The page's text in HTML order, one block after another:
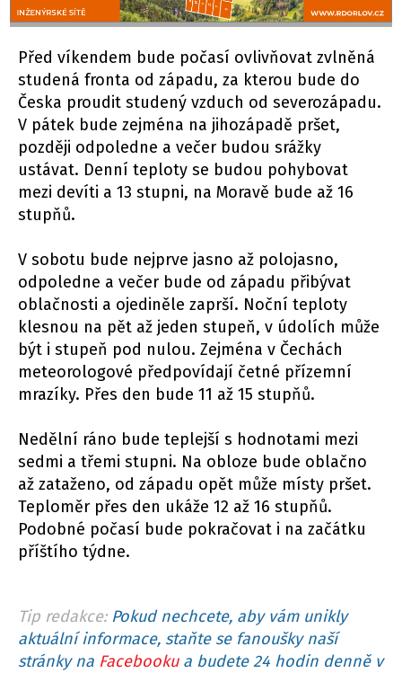
Před víkendem bude počasí ovlivňovat zvlněná
studená fronta od západu, za kterou bude do
Česka proudit studený vzduch od severozápadu.
V pátek bude zejména na jihozápadě pršet,
později odpoledne a večer budou srážky
ustávat. Denní teploty se budou pohybovat
mezi devíti a 13 stupni, na Moravě bude až 16
stupňů.
V sobotu bude nejprve jasno až polojasno,
odpoledne a večer bude od západu přibývat
oblačnosti a ojediněle zaprší. Noční teploty
klesnou na pět až jeden stupeň, v údolích může
být i stupeň pod nulou. Zejména v Čechách
meteorologové předpovídají četné přízemní
mrazíky. Přes den bude 11 až 15 stupňů.
Nedělní ráno bude teplejší s hodnotami mezi
sedmi a třemi stupni. Na obloze bude oblačno
až zataženo, od západu opět může místy pršet.
Teploměr přes den ukáže 12 až 16 stupňů.
Podobné počasí bude pokračovat i na začátku
příštího týdne.
Tip redakce: Pokud nechcete, aby vám unikly
aktuální informace, staňte se fanoušky naší
stránky na Facebookua budete 24 hodin denně v